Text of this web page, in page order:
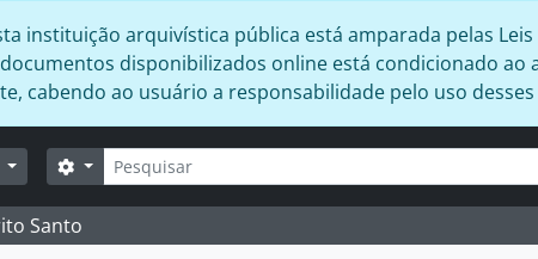
instituição arquivística pública está amparada pelas Leis
documentos disponibilizados online está condicionado
cabendo ao usuário a responsabilidade pelo uso
Buscar
Opções de busca
Santo